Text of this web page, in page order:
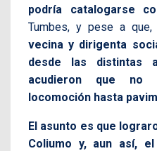
podría catalogarse
Tumbes, y pese a que,
vecina y dirigenta
desde las distintas
acudieron que no
locomoción hasta
El asunto es que
Coliumo y, aun así,